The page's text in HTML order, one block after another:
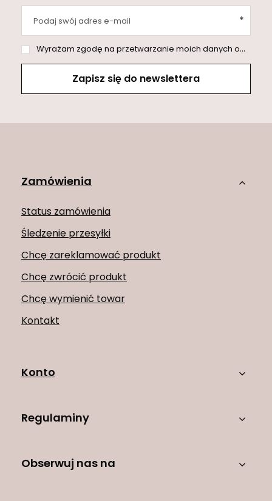
Podaj swój adres e-mail
Wyrażam zgodę na przetwarzanie moich danych osobowych (adres e-mail) na potrzeby wysyłki newslettera z informacją handlową (marketing). Więcej w
Zapisz się do newslettera
Zamówienia
Status zamówienia
Śledzenie przesyłki
Chcę zareklamować produkt
Chcę zwrócić produkt
Chcę wymienić towar
Kontakt
Konto
Regulaminy
Obserwuj nas na